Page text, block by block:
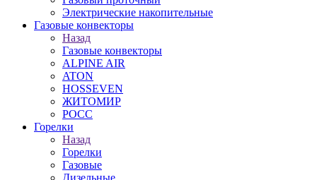
Электрические накопительные
Газовые конвекторы
Назад
Газовые конвекторы
ALPINE AIR
ATON
HOSSEVEN
ЖИТОМИР
РОСС
Горелки
Назад
Горелки
Газовые
Дизельные